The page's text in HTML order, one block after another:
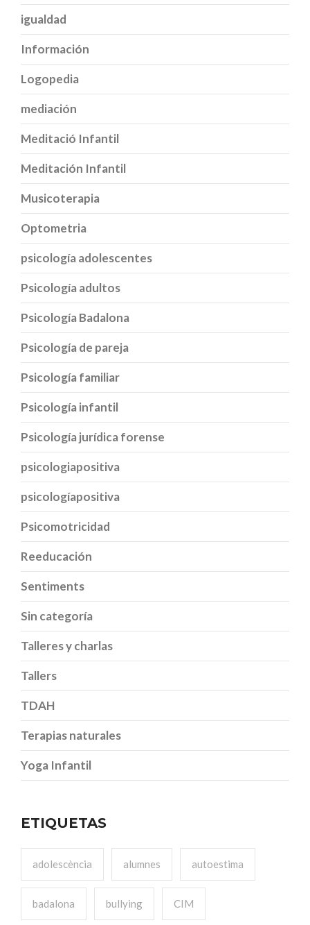
igualdad
Información
Logopedia
mediación
Meditació Infantil
Meditación Infantil
Musicoterapia
Optometria
psicología adolescentes
Psicología adultos
Psicología Badalona
Psicología de pareja
Psicología familiar
Psicología infantil
Psicología jurídica forense
psicologiapositiva
psicologíapositiva
Psicomotricidad
Reeducación
Sentiments
Sin categoría
Talleres y charlas
Tallers
TDAH
Terapias naturales
Yoga Infantil
ETIQUETAS
adolescència alumnes autoestima
badalona bullying CIM